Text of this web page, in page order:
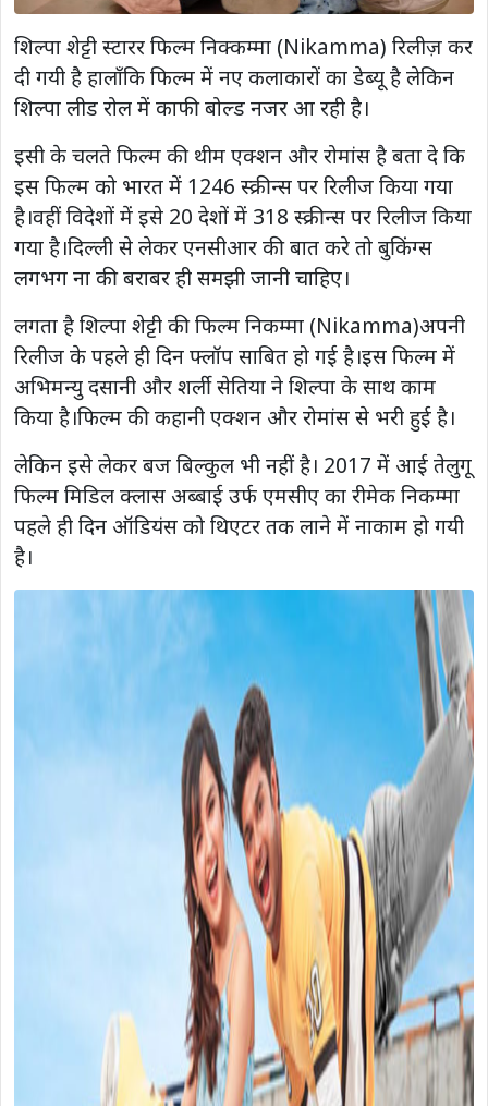
शिल्पा शेट्टी स्टारर फिल्म निक्कम्मा (Nikamma) रिलीज़ कर
दी गयी है हालाँकि फिल्म में नए कलाकारों का डेब्यू है लेकिन
शिल्पा लीड रोल में काफी बोल्ड नजर आ रही है।
इसी के चलते फिल्म की थीम एक्शन और रोमांस है बता दे कि
इस फिल्म को भारत में 1246 स्क्रीन्स पर रिलीज किया गया
है।वहीं विदेशों में इसे 20 देशों में 318 स्क्रीन्स पर रिलीज किया
गया है।दिल्ली से लेकर एनसीआर की बात करे तो बुकिंग्स
लगभग ना की बराबर ही समझी जानी चाहिए।
लगता है शिल्पा शेट्टी की फिल्म निकम्मा (Nikamma)अपनी
रिलीज के पहले ही दिन फ्लॉप साबित हो गई है।इस फिल्म में
अभिमन्यु दसानी और शर्ली सेतिया ने शिल्पा के साथ काम
किया है।फिल्म की कहानी एक्शन और रोमांस से भरी हुई है।
लेकिन इसे लेकर बज बिल्कुल भी नहीं है। 2017 में आई तेलुगू
फिल्म मिडिल क्लास अब्बाई उर्फ एमसीए का रीमेक निकम्मा
पहले ही दिन ऑडियंस को थिएटर तक लाने में नाकाम हो गयी
है।